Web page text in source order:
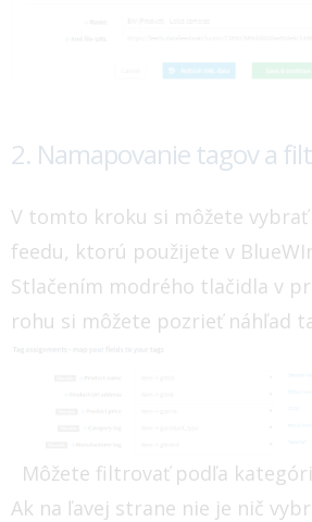
2. Namapovanie tagov a
V tomto kroku si môžete vybrať
feedu, ktorú použijete v
Stlačením modrého tlačidla v
rohu si môžete pozrieť náhľad
Môžete filtrovať podľa
Ak na ľavej strane nie je nič